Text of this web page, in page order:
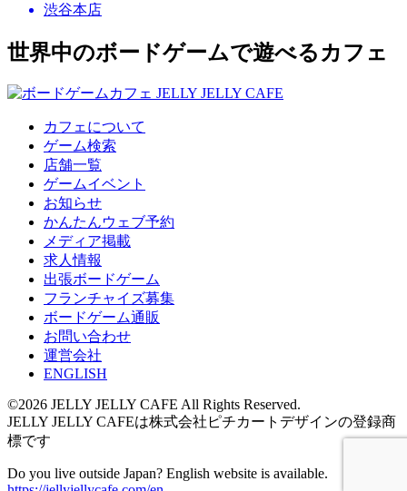
渋谷本店
世界中のボードゲームで遊べるカフェ
カフェについて
ゲーム検索
店舗一覧
ゲームイベント
お知らせ
かんたんウェブ予約
メディア掲載
求人情報
出張ボードゲーム
フランチャイズ募集
ボードゲーム通販
お問い合わせ
運営会社
ENGLISH
©2026 JELLY JELLY CAFE All Rights Reserved.
JELLY JELLY CAFEは株式会社ピチカートデザインの登録商
標です
Do you live outside Japan? English website is available.